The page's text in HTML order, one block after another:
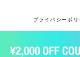
プライバシーポリ